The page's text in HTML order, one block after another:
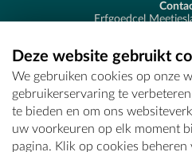
Erfgoedcel
T - 09 373
E -
Deze website gebruikt
We gebruiken cookies op onze
gebruikerservaring te
te bieden en om ons
uw voorkeuren op elk moment
pagina. Klik op cookies